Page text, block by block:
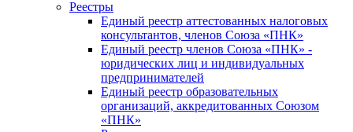
Реестры
Единый реестр аттестованных налоговых
консультантов, членов Союза «ПНК»
Единый реестр членов Союза «ПНК» -
юридических лиц и индивидуальных
предпринимателей
Единый реестр образовательных
организаций, аккредитованных Союзом
«ПНК»